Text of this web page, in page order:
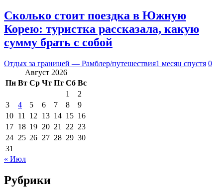
Сколько стоит поездка в Южную
Корею: туристка рассказала, какую
сумму брать с собой
Отдых за границей — Рамблер/путешествия1 месяц спустя 0
Август 2026
Пн Вт Ср Чт Пт Сб Вс
1
2
3
4 5 6 7 8
9
10 11 12 13 14 15 16
17 18 19 20 21 22 23
24 25 26 27 28 29 30
31
« Июл
Рубрики